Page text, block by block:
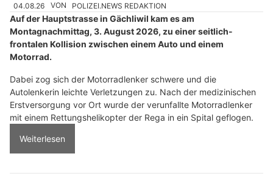
04.08.26 VON POLIZEI.NEWS REDAKTION
Auf der Hauptstrasse in Gächliwil kam es am
Montagnachmittag, 3. August 2026, zu einer seitlich-
frontalen Kollision zwischen einem Auto und einem
Motorrad.
Dabei zog sich der Motorradlenker schwere und die
Autolenkerin leichte Verletzungen zu. Nach der medizinischen
Erstversorgung vor Ort wurde der verunfallte Motorradlenker
mit einem Rettungshelikopter der Rega in ein Spital geflogen.
Weiterlesen